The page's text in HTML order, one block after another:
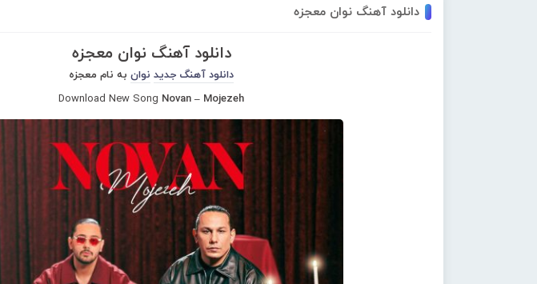
دانلود آهنگ نوان معجزه
دانلود آهنگ نوان معجزه
دانلود آهنگ جدید نوان به نام معجزه
Download New Song Novan – Mojezeh